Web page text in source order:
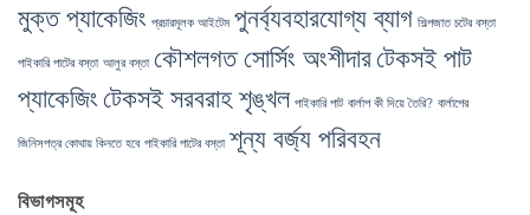
মুক্ত প্যাকেজিং প্রচারমূলক আইটেম পুনর্ব্যবহারযোগ্য ব্যাগ শিল্পজাত চটের বস্তা
পাইকারি পাটের বস্তা আলুর বস্তা কৌশলগত সোর্সিং অংশীদারটেকসই পাট
প্যাকেজিংটেকসই সরবরাহ শৃঙ্খল পাইকারি পাট বার্লাপ কী দিয়ে তৈরি? বার্লাপের
জিনিসপত্র কোথায় কিনতে হবে পাইকারি পাটের বস্তা শূন্য বর্জ্য পরিবহন
বিভাগসমূহ